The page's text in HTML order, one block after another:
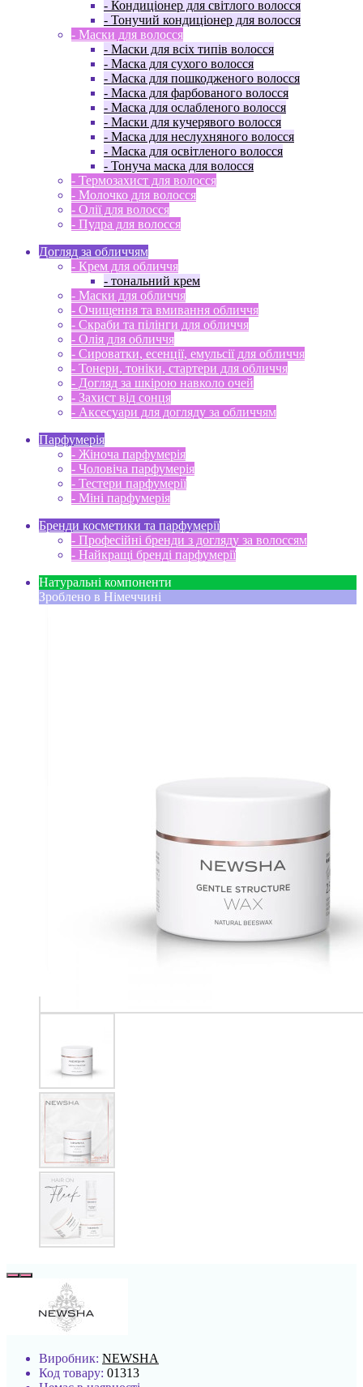
- Кондиціонер для світлого волосся
- Тонучий кондиціонер для волосся
- Маски для волосся
- Маски для всіх типів волосся
- Маска для сухого волосся
- Маска для пошкодженого волосся
- Маска для фарбованого волосся
- Маска для ослабленого волосся
- Маски для кучерявого волосся
- Маска для неслухняного волосся
- Маска для освітленого волосся
- Тонуча маска для волосся
- Термозахист для волосся
- Молочко для волосся
- Олії для волосся
- Пудра для волосся
Догляд за обличчям
- Крем для обличчя
- тональний крем
- Маски для обличчя
- Очищення та вмивання обличчя
- Скраби та пілінги для обличчя
- Олія для обличчя
- Сироватки, есенції, емульсії для обличчя
- Тонери, тоніки, стартери для обличчя
- Догляд за шкірою навколо очей
- Захист від сонця
- Аксесуари для догляду за обличчям
Парфумерія
- Жіноча парфумерія
- Чоловіча парфумерія
- Тестери парфумерії
- Міні парфумерія
Бренди косметики та парфумерії
- Професійні бренди з догляду за волоссям
- Найкращі бренді парфумерії
Натуральні компоненти
Зроблено в Німеччині
Виробник: NEWSHA
Код товару: 01313